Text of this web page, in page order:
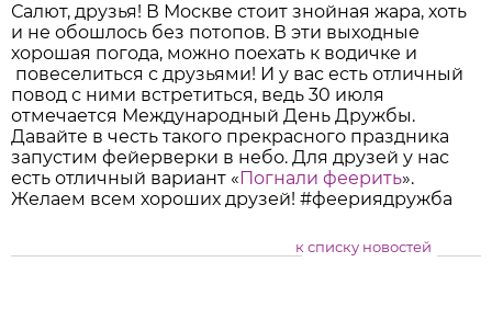
Салют, друзья! В Москве стоит знойная жара, хоть
и не обошлось без потопов. В эти выходные
хорошая погода, можно поехать к водичке и
повеселиться с друзьями! И у вас есть отличный
повод с ними встретиться, ведь 30 июля
отмечается Международный День Дружбы.
Давайте в честь такого прекрасного праздника
запустим фейерверки в небо. Для друзей у нас
есть отличный вариант «Погнали феерить».
Желаем всем хороших друзей! #феериядружба
к списку новостей